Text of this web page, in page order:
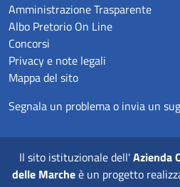
Amministrazione Trasparente
Albo Pretorio On Line
Concorsi
Privacy e note legali
Mappa del sito
Segnala un problema o invia un
Il sito istituzionale dell'Azienda
delle Marcheè un progetto